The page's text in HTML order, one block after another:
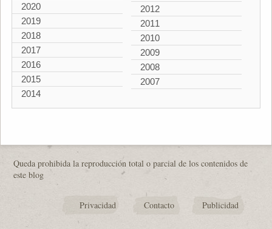
2020
2019
2018
2017
2016
2015
2014
2012
2011
2010
2009
2008
2007
Queda prohibida la reproducción total o parcial de los contenidos de
este blog
Privacidad Contacto Publicidad